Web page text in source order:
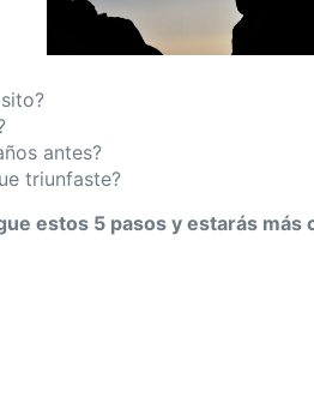
antes?
triunfaste?
estos 5 pasos y estarás